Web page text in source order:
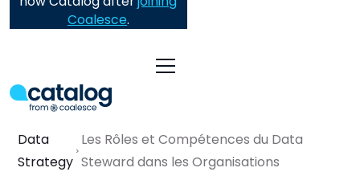
Coalesce.
Data
Strategy
Les Rôles et Compétences du Data
Steward dans les Organisations